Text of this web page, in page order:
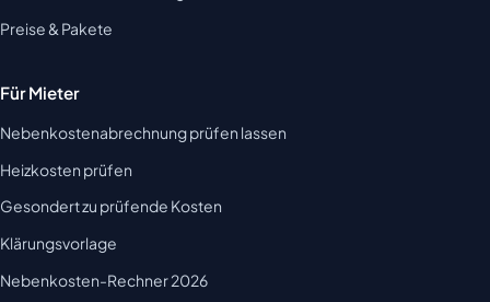
Preise & Pakete
Für Mieter
Nebenkostenabrechnung prüfen lassen
Heizkosten prüfen
Gesondert zu prüfende Kosten
Klärungsvorlage
Nebenkosten-Rechner 2026